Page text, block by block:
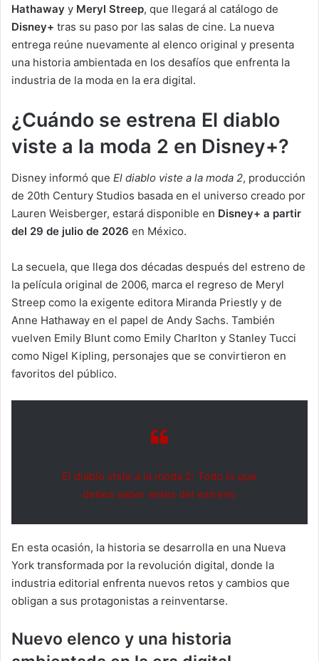
Hathaway y Meryl Streep, que llegará al catálogo de
Disney+ tras su paso por las salas de cine. La nueva
entrega reúne nuevamente al elenco original y presenta
una historia ambientada en los desafíos que enfrenta la
industria de la moda en la era digital.
¿Cuándo se estrena El diablo
viste a la moda 2 en Disney+?
Disney informó que El diablo viste a la moda 2, producción
de 20th Century Studios basada en el universo creado por
Lauren Weisberger, estará disponible en Disney+ a partir
del 29 de julio de 2026 en México.
La secuela, que llega dos décadas después del estreno de
la película original de 2006, marca el regreso de Meryl
Streep como la exigente editora Miranda Priestly y de
Anne Hathaway en el papel de Andy Sachs. También
vuelven Emily Blunt como Emily Charlton y Stanley Tucci
como Nigel Kipling, personajes que se convirtieron en
favoritos del público.
El diablo viste a la moda 2: Todo lo que
debes saber antes del estreno
En esta ocasión, la historia se desarrolla en una Nueva
York transformada por la revolución digital, donde la
industria editorial enfrenta nuevos retos y cambios que
obligan a sus protagonistas a reinventarse.
Nuevo elenco y una historia